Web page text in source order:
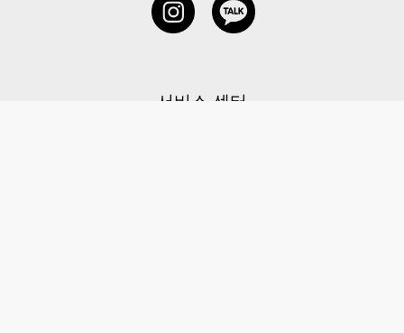
서비스 센터